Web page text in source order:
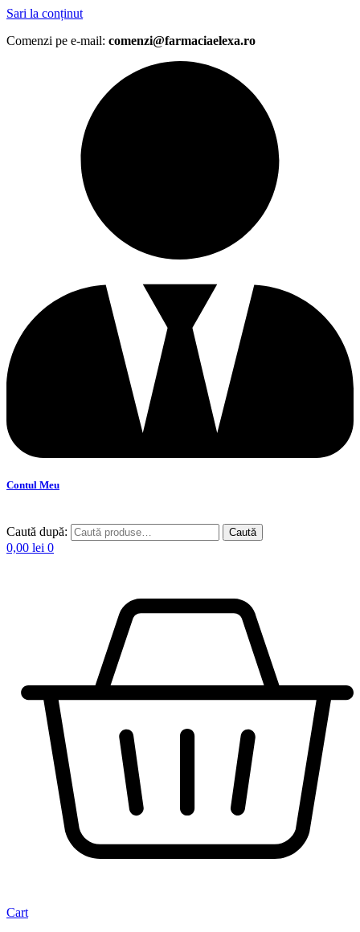
Sari la conținut
Comenzi pe e-mail: comenzi@farmaciaelexa.ro
Contul Meu
Caută după: Caută
0,00 lei 0
Cart